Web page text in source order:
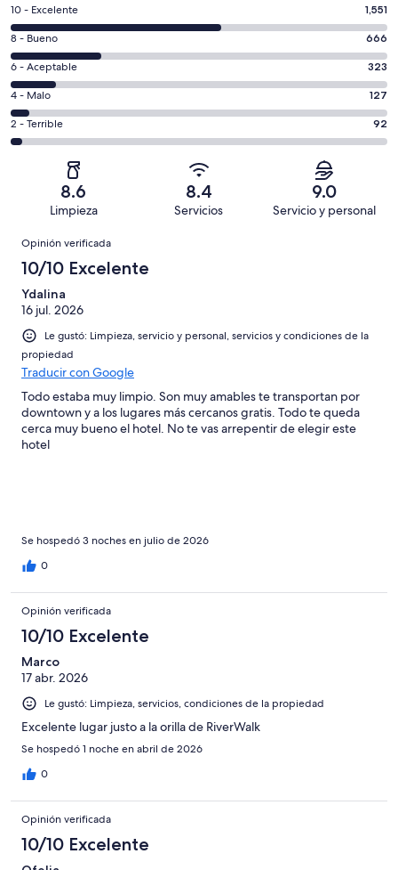
Puntuación
de
10,
es
decir,
Excelente.
Basada
en
opiniones
10 - Excelente 1,551
Puntuación
de
8,
es
decir,
Bueno.
opiniones
8 - Bueno 666
Puntuación
de
6,
es
decir,
Aceptable.
de
2759
opiniones
6 - Aceptable 323
Puntuación
de
4,
Basada
127
de
opiniones
4 - Malo 127
Puntuación
de
Terrible.
Basada
92
de
2759
opiniones
2 - Terrible 92
8.6
Limpieza
8.4
Servicios
9.0
Servicio y personal
Opiniones
Opinión verificada
10/10 Excelente
Ydalina
16 jul. 2026
Le gustó: Limpieza, servicio y personal, servicios y condiciones de la
propiedad
Traducir con Google
Todo estaba muy limpio. Son muy amables te transportan por
downtown y a los lugares más cercanos gratis. Todo te queda
cerca muy bueno el hotel. No te vas arrepentir de elegir este
hotel
Se hospedó 3 noches en julio de 2026
0
Opinión verificada
10/10 Excelente
Marco
17 abr. 2026
Le gustó: Limpieza, servicios, condiciones de la propiedad
Excelente lugar justo a la orilla de RiverWalk
Se hospedó 1 noche en abril de 2026
0
Opinión verificada
10/10 Excelente